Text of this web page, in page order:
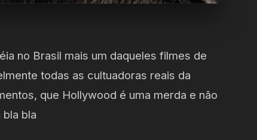
no Brasil mais um daqueles filmes de
todas as cultuadoras reais da
que Hollywood é uma merda e não
bla